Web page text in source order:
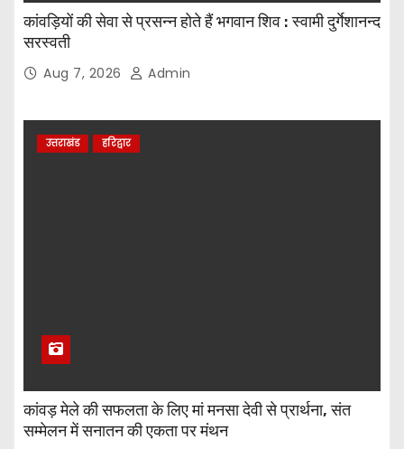
कांवड़ियों की सेवा से प्रसन्न होते हैं भगवान शिव : स्वामी दुर्गेशानन्द
सरस्वती
Aug 7, 2026 Admin
उत्तराखंड हरिद्वार
कांवड़ मेले की सफलता के लिए मां मनसा देवी से प्रार्थना, संत
सम्मेलन में सनातन की एकता पर मंथन